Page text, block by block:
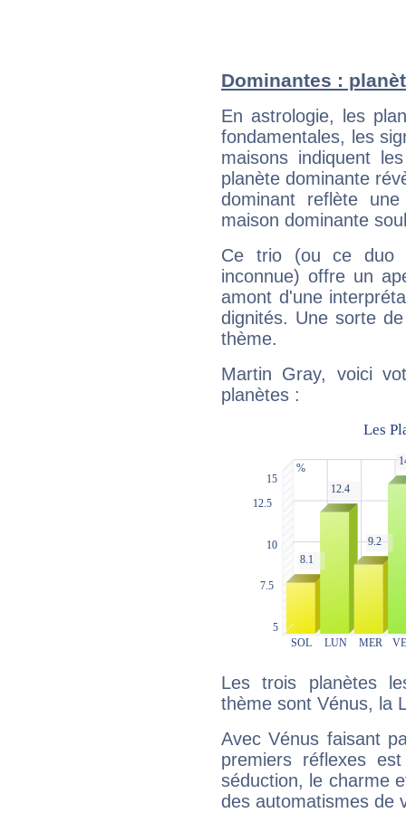
Dominantes :
En astrologie, les
fondamentales, les
maisons indiquent
planète dominante
dominant reflète
maison dominante
Ce trio (ou ce duo
inconnue) offre un
amont d'une
dignités. Une sorte
thème.
Martin Gray, voici
planètes :
Les trois planètes
thème sont Vénus, la
Avec Vénus faisant
premiers réflexes
séduction, le charme
des automatismes de